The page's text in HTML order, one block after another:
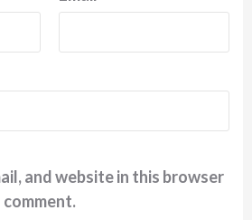
and website in this browser